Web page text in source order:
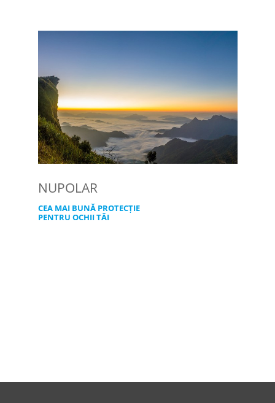
NUPOLAR
CEA MAI BUNĂ PROTECȚIE
PENTRU OCHII TĂI